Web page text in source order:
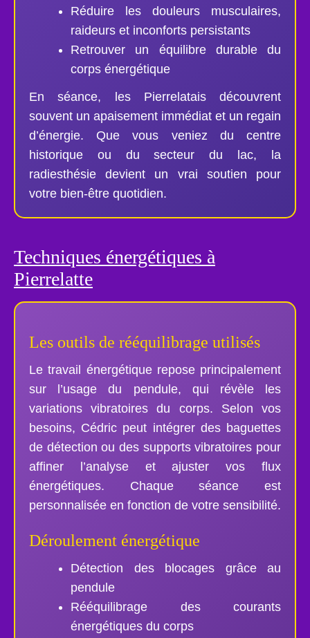
Réduire les douleurs musculaires,
raideurs et inconforts persistants
Retrouver un équilibre durable du
corps énergétique
En séance, les Pierrelatais découvrent
souvent un apaisement immédiat et un regain
d’énergie. Que vous veniez du centre
historique ou du secteur du lac, la
radiesthésie devient un vrai soutien pour
votre bien-être quotidien.
Techniques énergétiques à
Pierrelatte
Les outils de rééquilibrage utilisés
Le travail énergétique repose principalement
sur l’usage du pendule, qui révèle les
variations vibratoires du corps. Selon vos
besoins, Cédric peut intégrer des baguettes
de détection ou des supports vibratoires pour
affiner l’analyse et ajuster vos flux
énergétiques. Chaque séance est
personnalisée en fonction de votre sensibilité.
Déroulement énergétique
Détection des blocages grâce au
pendule
Rééquilibrage des courants
énergétiques du corps